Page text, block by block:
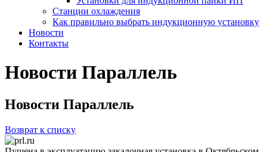
Станции охлаждения
Как правильно выбрать индукционную установку
Новости
Контакты
Новости Параллель
Новости Параллель
Возврат к списку